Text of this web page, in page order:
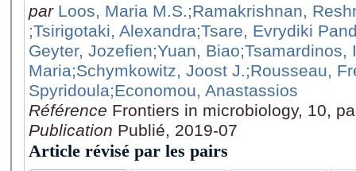
par Loos, Maria M.S.;Ramakrishnan,
;Tsirigotaki, Alexandra;Tsare, Evrydiki
Geyter, Jozefien;Yuan, Biao;Tsamardinos,
Maria;Schymkowitz, Joost J.;Rousseau,
Spyridoula;Economou, Anastassios
Référence Frontiers in microbiology, 10,
Publication Publié, 2019-07
Article révisé par les pairs